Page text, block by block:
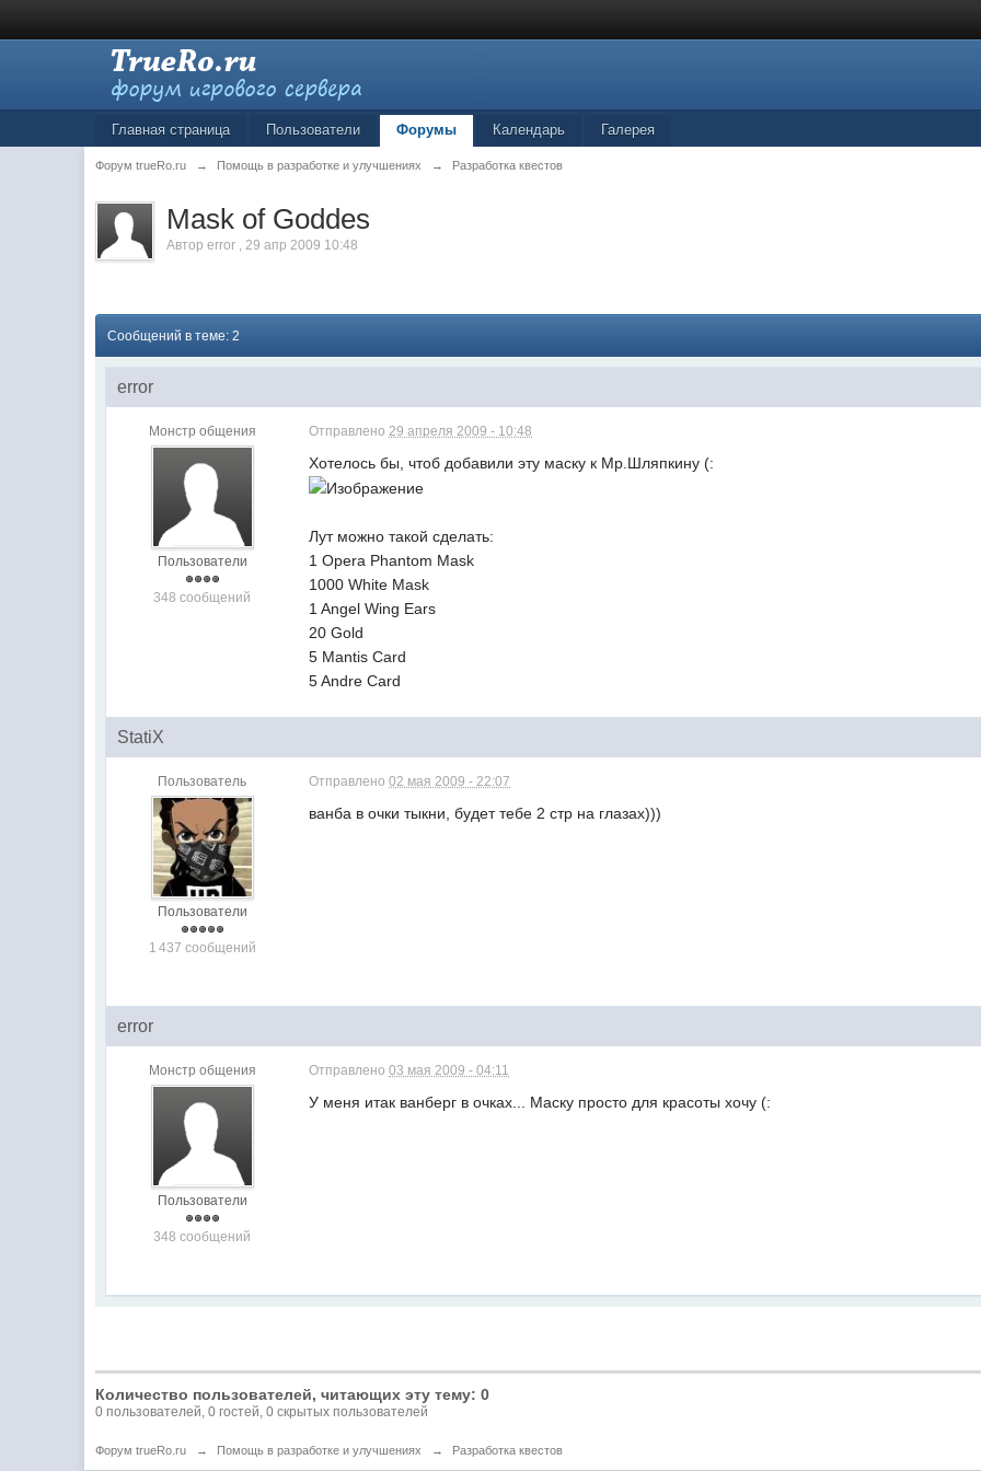
Главная страница Пользователи Форумы Календарь Галерея
Форум trueRo.ru → Помощь в разработке и улучшениях → Разработка квестов
Mask of Goddes
Авторerror ,29 апр 2009 10:48
Сообщений в теме: 2
error
Монстр общения
Пользователи
348 сообщений
Отправлено29 апреля 2009 - 10:48
Хотелось бы, чтоб добавили эту маску к Мр.Шляпкину (:
Лут можно такой сделать:
1 Opera Phantom Mask
1000 White Mask
1 Angel Wing Ears
20 Gold
5 Mantis Card
5 Andre Card
StatiX
Пользователь
Пользователи
1 437 сообщений
Отправлено02 мая 2009 - 22:07
ванба в очки тыкни, будет тебе 2 стр на глазах)))
error
Монстр общения
Пользователи
348 сообщений
Отправлено03 мая 2009 - 04:11
У меня итак ванберг в очках... Маску просто для красоты хочу (:
Количество пользователей, читающих эту тему: 0
0 пользователей, 0 гостей, 0 скрытых пользователей
Форум trueRo.ru → Помощь в разработке и улучшениях → Разработка квестов